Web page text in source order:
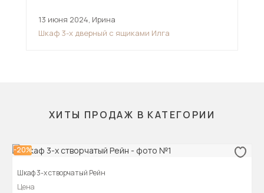
13 июня 2024, Ирина
Шкаф 3-х дверный с ящиками Илга
ХИТЫ ПРОДАЖ В КАТЕГОРИИ
-20%
Шкаф 3-х створчатый Рейн
Цена